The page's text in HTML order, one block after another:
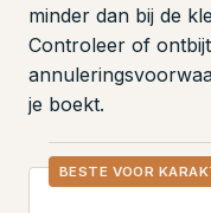
minder dan bij de
Controleer of
je boekt.
BESTE VOOR